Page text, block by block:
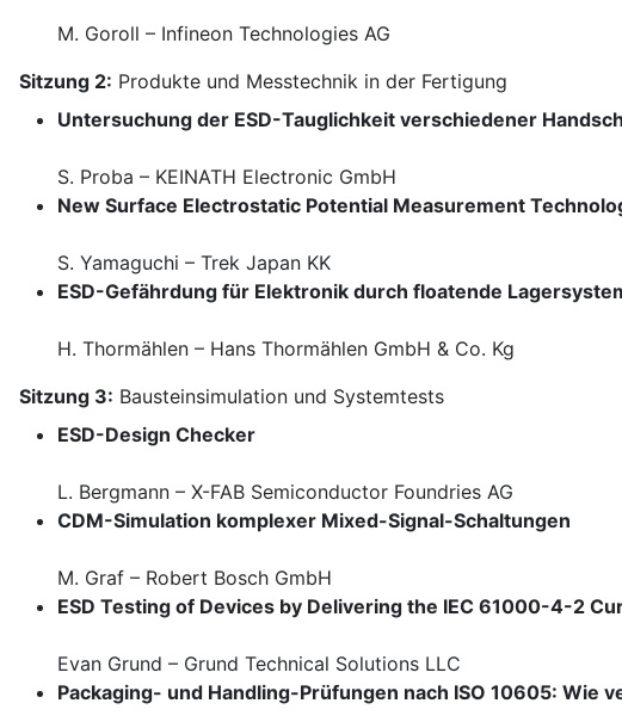
M. Goroll – Infineon Technologies AG
Sitzung 2: Produkte und Messtechnik in der Fertigung
Untersuchung der ESD-Tauglichkeit verschiedener
S. Proba – KEINATH Electronic GmbH
New Surface Electrostatic Potential Measurement
S. Yamaguchi – Trek Japan KK
ESD-Gefährdung für Elektronik durch floatende
H. Thormählen – Hans Thormählen GmbH & Co. Kg
Sitzung 3: Bausteinsimulation und Systemtests
ESD-Design Checker
L. Bergmann – X-FAB Semiconductor Foundries AG
CDM-Simulation komplexer Mixed-Signal-Schaltungen
M. Graf – Robert Bosch GmbH
ESD Testing of Devices by Delivering the IEC 61000-4-2
Evan Grund – Grund Technical Solutions LLC
Packaging- und Handling-Prüfungen nach ISO 10605: Wie